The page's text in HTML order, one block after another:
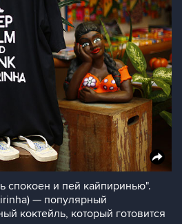
спокоен и пей кайпиринью".
— популярный
коктейль, который готовится